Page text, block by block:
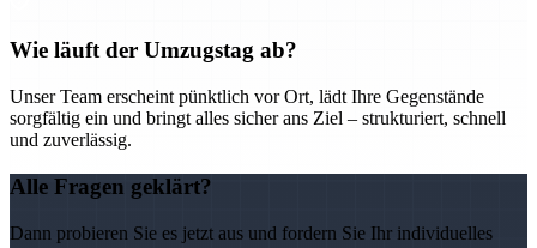
Wie läuft der Umzugstag ab?
Unser Team erscheint pünktlich vor Ort, lädt Ihre Gegenstände
sorgfältig ein und bringt alles sicher ans Ziel – strukturiert, schnell
und zuverlässig.
Alle Fragen geklärt?
Dann probieren Sie es jetzt aus und fordern Sie Ihr individuelles